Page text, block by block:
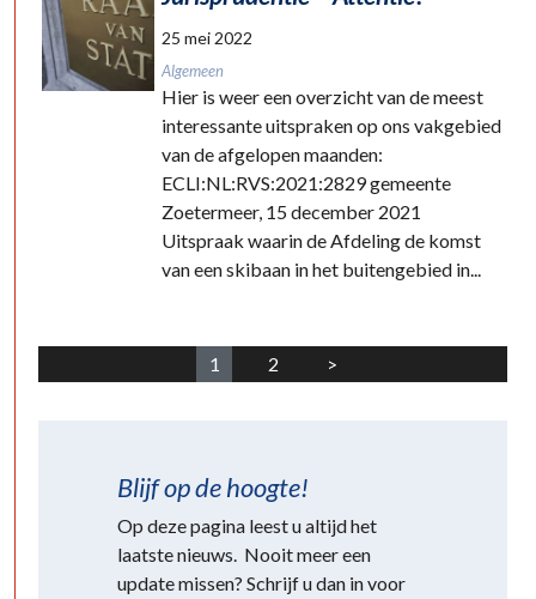
25 mei 2022
Algemeen
Hier is weer een overzicht van de meest
interessante uitspraken op ons vakgebied
van de afgelopen maanden:
ECLI:NL:RVS:2021:2829 gemeente
Zoetermeer, 15 december 2021
Uitspraak waarin de Afdeling de komst
van een skibaan in het buitengebied in...
1 2 >
Blijf op de hoogte!
Op deze pagina leest u altijd het
laatste nieuws. Nooit meer een
update missen? Schrijf u dan in voor